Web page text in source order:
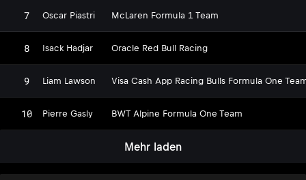
7 Oscar Piastri McLaren Formula 1 Team
8 Isack Hadjar Oracle Red Bull Racing
9 Liam Lawson Visa Cash App Racing Bulls Formula One
10 Pierre Gasly BWT Alpine Formula One Team
Mehr laden